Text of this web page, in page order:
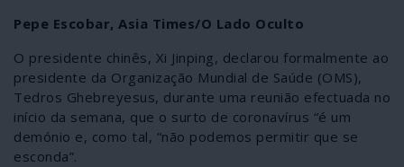
Pepe Escobar, Asia Times/O Lado Oculto
O presidente chinês, Xi Jinping, declarou formalmente ao
presidente da Organização Mundial de Saúde (OMS),
Tedros Ghebreyesus, durante uma reunião efectuada no
início da semana, que o surto de coronavírus “é um
demónio e, como tal, “não podemos permitir que se
esconda”.